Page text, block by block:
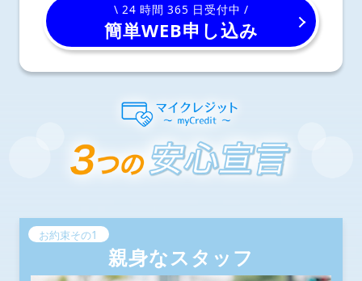
\ 24 時間 365 日受付中 /
簡単WEB申し込み
お約束その1
親身なスタッフ